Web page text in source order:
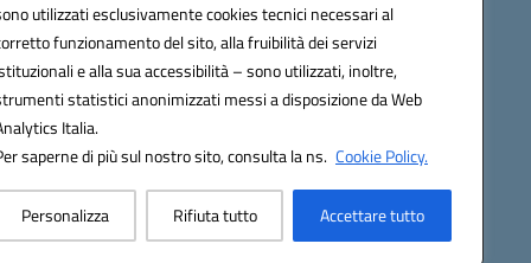
utilizzati esclusivamente cookies tecnici necessari al
funzionamento del sito, alla fruibilità dei servizi
e alla sua accessibilità – sono utilizzati, inoltre,
statistici anonimizzati messi a disposizione da Web
Italia.
saperne di più sul nostro sito, consulta la ns. Cookie Policy.
Personalizza Rifiuta tutto Accettare tutto